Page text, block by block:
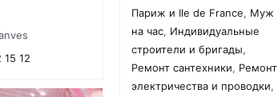
Париж и Ile de France, Муж
на час, Индивидуальные
строители и бригады,
Ремонт сантехники, Ремонт
электричества и проводки,
15 12